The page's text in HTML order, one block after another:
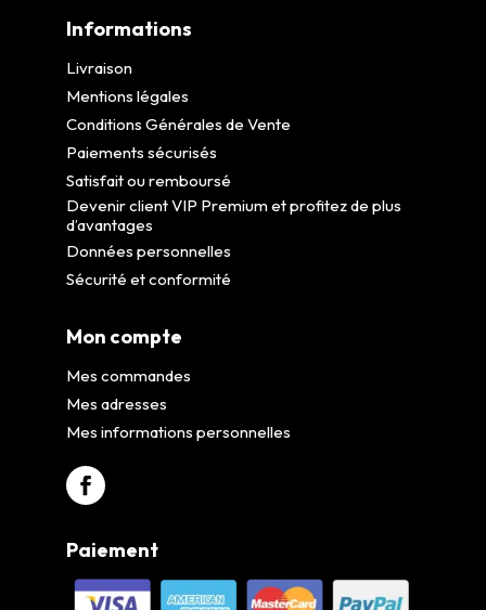
Informations
Livraison
Mentions légales
Conditions Générales de Vente
Paiements sécurisés
Satisfait ou remboursé
Devenir client VIP Premium et profitez de plus
d’avantages
Données personnelles
Sécurité et conformité
Mon compte
Mes commandes
Mes adresses
Mes informations personnelles
Paiement